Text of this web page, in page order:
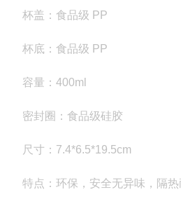
杯盖：食品级 PP
杯底：食品级 PP
容量：400ml
密封圈：食品级硅胶
尺寸：7.4*6.5*19.5cm
特点：环保，安全无异味，隔热